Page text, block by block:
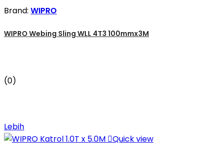
Brand: WIPRO
WIPRO Webing Sling WLL 4T3 100mmx3M
(0)
Lebih
Quick view